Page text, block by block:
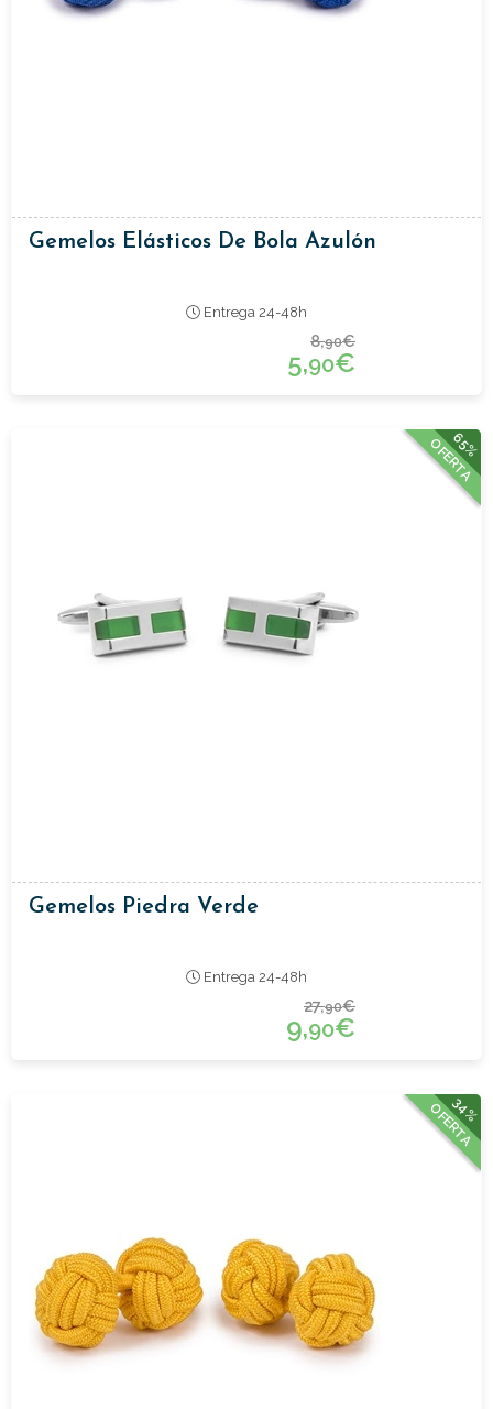
Gemelos Elásticos De Bola Azulón
Entrega 24-48h
8,90€
5,90€
65%
OFERTA
Gemelos Piedra Verde
Entrega 24-48h
27,90€
9,90€
34%
OFERTA